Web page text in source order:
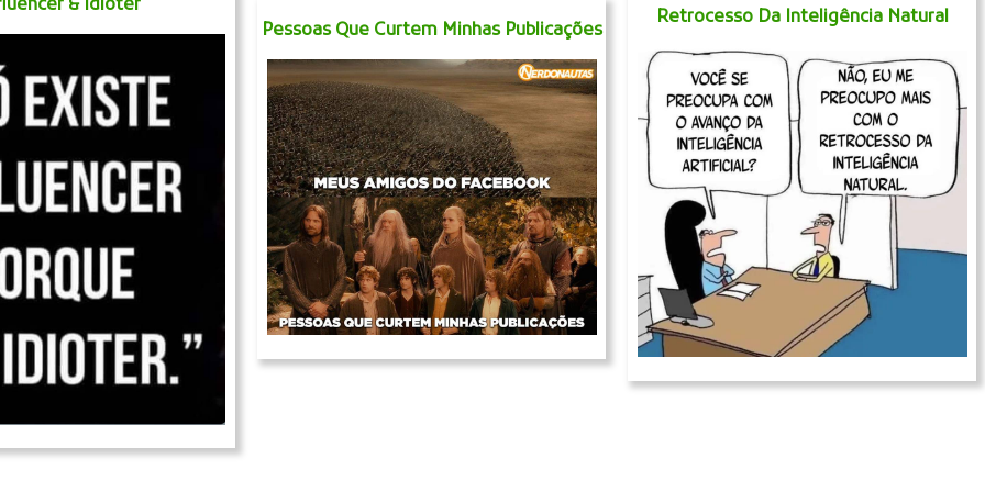
& Idioter
Pessoas Que Curtem Minhas Publicações
Retrocesso Da Inteligência Natural